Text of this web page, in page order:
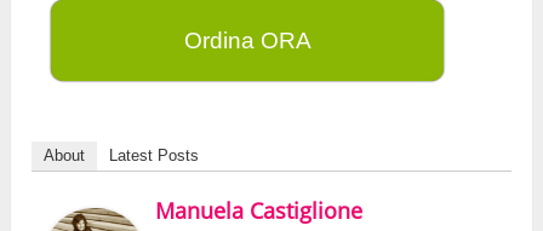
Ordina ORA
About Latest Posts
Manuela Castiglione